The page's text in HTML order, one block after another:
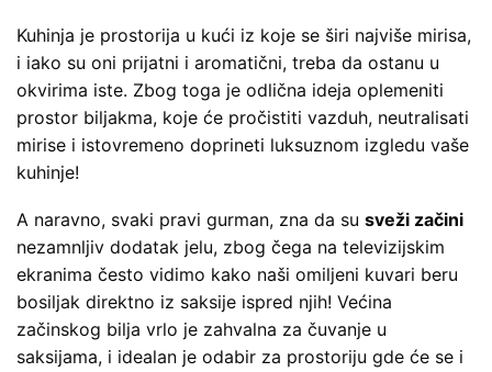
Kuhinja je prostorija u kući iz koje se širi najviše mirisa,
i iako su oni prijatni i aromatični, treba da ostanu u
okvirima iste. Zbog toga je odlična ideja oplemeniti
prostor biljakma, koje će pročistiti vazduh, neutralisati
mirise i istovremeno doprineti luksuznom izgledu vaše
kuhinje!
A naravno, svaki pravi gurman, zna da su sveži začini
nezamnljiv dodatak jelu, zbog čega na televizijskim
ekranima često vidimo kako naši omiljeni kuvari beru
bosiljak direktno iz saksije ispred njih! Većina
začinskog bilja vrlo je zahvalna za čuvanje u
saksijama, i idealan je odabir za prostoriju gde će se i